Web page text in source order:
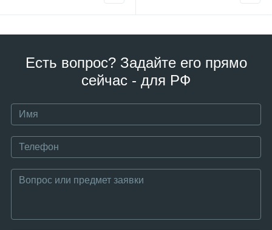
Есть вопрос? Задайте его прямо
сейчас - для РФ